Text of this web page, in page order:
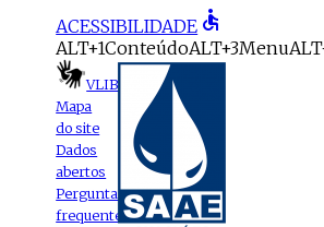
ACESSIBILIDADE accessible
ALT+1ConteúdoALT+3Menu
VLIBRAS
Mapa
do site
Dados
abertos
Perguntas
frequentes